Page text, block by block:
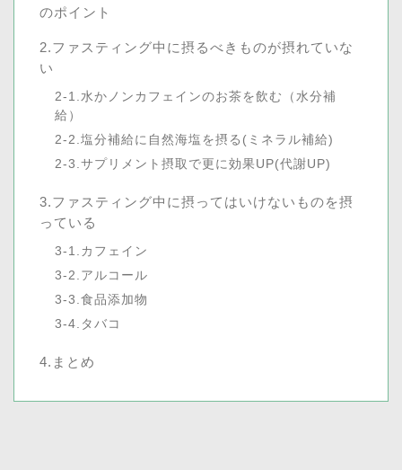
のポイント
2.ファスティング中に摂るべきものが摂れていな
い
2-1.水かノンカフェインのお茶を飲む（水分補
給）
2-2.塩分補給に自然海塩を摂る(ミネラル補給)
2-3.サプリメント摂取で更に効果UP(代謝UP)
3.ファスティング中に摂ってはいけないものを摂
っている
3-1.カフェイン
3-2.アルコール
3-3.食品添加物
3-4.タバコ
4.まとめ